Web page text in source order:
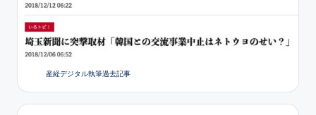
産経デジタル執筆過去記事